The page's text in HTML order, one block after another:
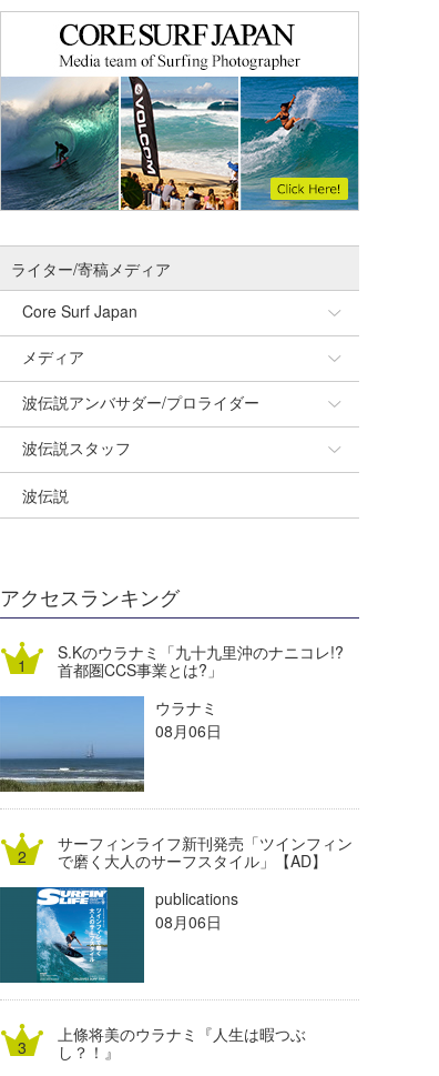
沖縄
ライター/寄稿メディア
Core Surf Japan
Naoya Kimoto
mitsuteru Kamio
Yasunari Inoue
Yoshiyuki Obata
DELTA FORCE SURF
熊谷素子
メディア
SURFMEDIA
Colors MAGAZINE
WAVAL
波伝説アンバサダー/プロライダー
福島寿実子
中浦“JET”章
進士剛光
植村未来
大野”MAR”修聖
喜納海人
波伝説スタッフ
☆加藤
Aichan
ECE
H
KID
KOBU
KY
MIN
mitz
OYZ
波伝説
アクセスランキング
S.Kのウラナミ「九十九里沖のナニコレ!?
首都圏CCS事業とは?」
ウラナミ
08月06日
サーフィンライフ新刊発売「ツインフィン
で磨く大人のサーフスタイル」【AD】
publications
08月06日
上條将美のウラナミ『人生は暇つぶ
し？！』